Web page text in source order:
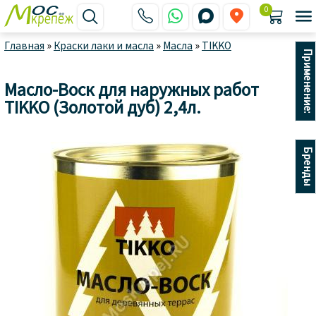
    
0 
Главная » Краски лаки и масла » Масла » TIKKO
Применение:
Бренды
Масло-Воск для наружных работ
TIKKO (Золотой дуб) 2,4л.